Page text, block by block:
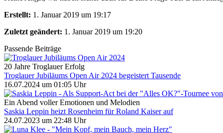
Erstellt: 1. Januar 2019 um 19:17
Zuletzt geändert: 1. Januar 2019 um 19:20
Passende Beiträge
20 Jahre Troglauer Erfolg
Troglauer Jubiläums Open Air 2024 begeistert Tausende
16.07.2024 um 01:05 Uhr
Ein Abend voller Emotionen und Melodien
Saskia Leppin heizt Rosenheim für Roland Kaiser auf
24.07.2023 um 22:48 Uhr